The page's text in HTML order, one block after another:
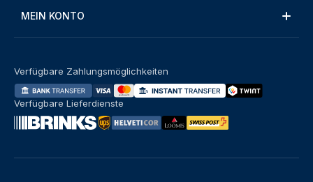
MEIN KONTO
Verfügbare Zahlungsmöglichkeiten
Verfügbare Lieferdienste